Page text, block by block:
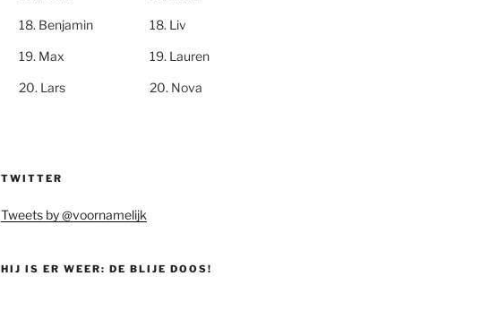
Benjamin
Max
Lars
Liv
Lauren
Nova
TWITTER
Tweets by @voornamelijk
HIJ IS ER WEER: DE BLIJE DOOS!